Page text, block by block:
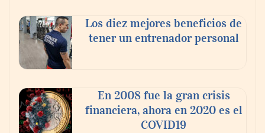
‘El ransomware se puede vencer. No
Ricardo Palacio Escobar
Los diez mejores beneficios de
tener un entrenador personal
En 2008 fue la gran crisis
financiera, ahora en 2020 es el
COVID19